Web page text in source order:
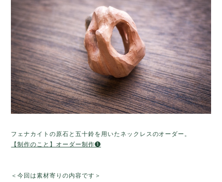
フェナカイトの原石と五十鈴を用いたネックレスのオーダー。
【制作のこと】オーダー制作❶
＜今回は素材寄りの内容です＞